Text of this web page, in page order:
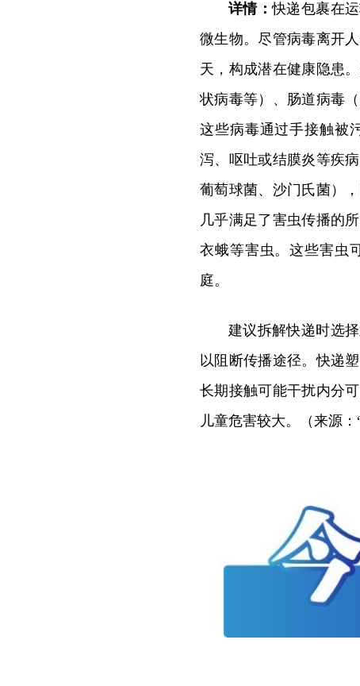
详情：快递包裹在
微生物。尽管病毒离开
天，构成潜在健康隐患
状病毒等）、肠道病毒
这些病毒通过手接触被
泻、呕吐或结膜炎等疾
葡萄球菌、沙门氏菌）
几乎满足了害虫传播的
衣蛾等害虫。这些害虫
庭。
建议拆解快递时选
以阻断传播途径。快递
长期接触可能干扰内分
儿童危害较大。（来源：